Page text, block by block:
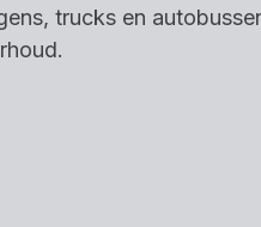
trucks en